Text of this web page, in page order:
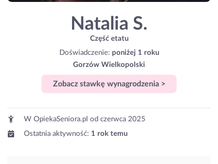
Natalia S.
Część etatu
Doświadczenie: poniżej 1 roku
Gorzów Wielkopolski
Zobacz stawkę wynagrodzenia >
W OpiekaSeniora.pl od czerwca 2025
Ostatnia aktywność: 1 rok temu